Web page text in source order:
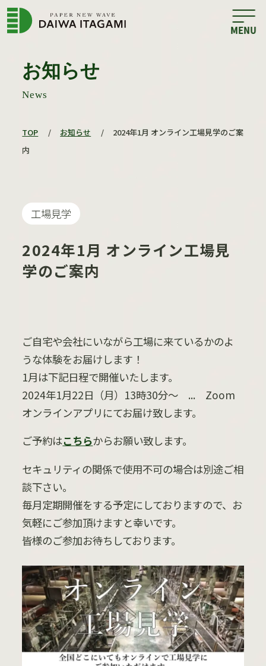
お知らせ
News
TOP / お知らせ /
2024年1月 オンライン工場見学のご案
内
工場見学
2024年1月 オンライン工場見
学のご案内
ご自宅や会社にいながら工場に来ているかのよ
うな体験をお届けします！
1月は下記日程で開催いたします。
2024年1月22日（月）13時30分～ ... Zoom
オンラインアプリにてお届け致します。
ご予約はこちらからお願い致します。
セキュリティの関係で使用不可の場合は別途ご相
談下さい。
毎月定期開催をする予定にしておりますので、お
気軽にご参加頂けますと幸いです。
皆様のご参加お待ちしております。